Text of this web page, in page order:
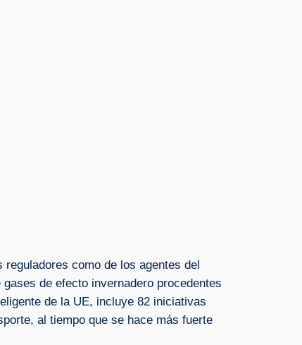
como de los agentes del
de efecto invernadero procedentes
de la UE, incluye 82 iniciativas
al tiempo que se hace más fuerte